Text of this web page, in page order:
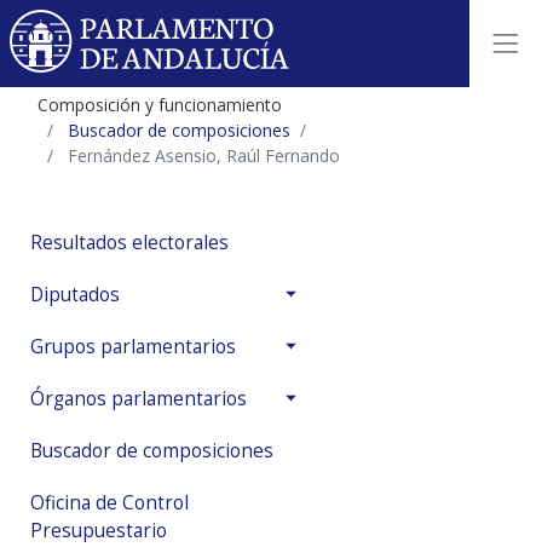
Composición y funcionamiento
Buscador de composiciones
Fernández Asensio, Raúl Fernando
Resultados electorales
Diputados
Grupos parlamentarios
Órganos parlamentarios
Buscador de composiciones
Oficina de Control
Presupuestario